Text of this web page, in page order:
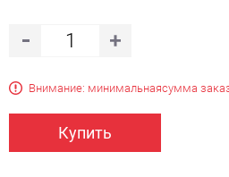
Внимание: минимальнаясумма
Купить